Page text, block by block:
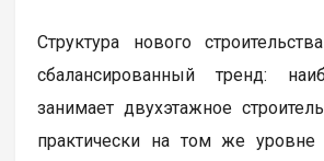
Структура нового
сбалансированный тренд:
занимает двухэтажное
практически на том же